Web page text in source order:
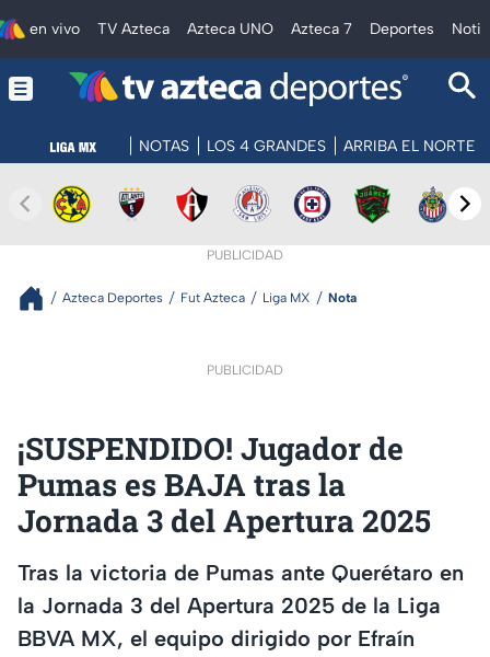
en vivo TV Azteca Azteca UNO Azteca 7 Deportes
NOTAS LOS 4 GRANDES ARRIBA EL NORTE
PUBLICIDAD
Azteca Deportes Fut Azteca Liga MX Nota
PUBLICIDAD
¡SUSPENDIDO! Jugador de
Pumas es BAJA tras la
Jornada 3 del Apertura 2025
Tras la victoria de Pumas ante Querétaro en
la Jornada 3 del Apertura 2025 de la Liga
BBVA MX, el equipo dirigido por Efraín